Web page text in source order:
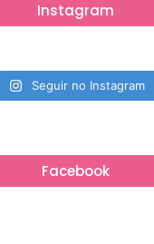
Instagram
Seguir no Instagram
Facebook